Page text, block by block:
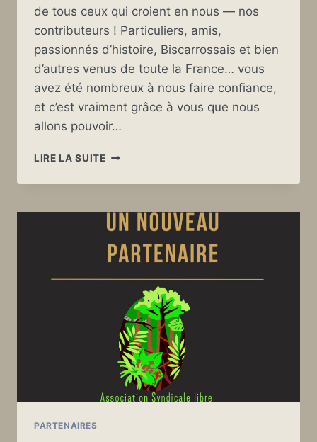
de tous ceux qui croient en nous — nos
contributeurs ! Particuliers, amis,
passionnés d’histoire, Biscarrossais et bien
d’autres venus de toute la France… vous
avez été nombreux à nous faire confiance,
et c’est vraiment grâce à vous que nous
allons pouvoir…
LIRE LA SUITEUNE
UN
SPÉCIALE
PARTENAIRES